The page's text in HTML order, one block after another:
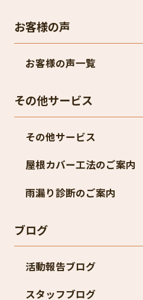
お客様の声
お客様の声一覧
その他サービス
その他サービス
屋根カバー工法のご案内
雨漏り診断のご案内
ブログ
活動報告ブログ
スタッフブログ